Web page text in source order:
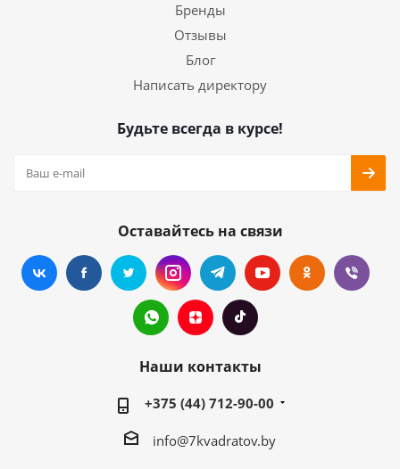
Бренды
Отзывы
Блог
Написать директору
Будьте всегда в курсе!
Оставайтесь на связи
Наши контакты
+375 (44) 712-90-00
info@7kvadratov.by